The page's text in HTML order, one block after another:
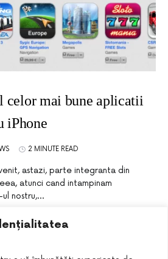
celor mai bune aplicatii
iPhone
2 MINUTE READ
astazi, parte integranta din
atunci cand intampinam
nostru,…